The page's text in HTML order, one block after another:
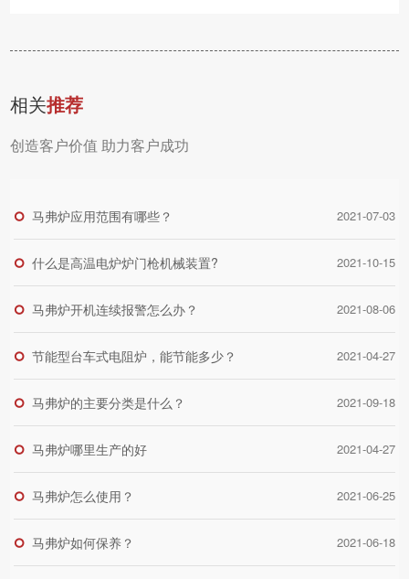
相关推荐
创造客户价值 助力客户成功
马弗炉应用范围有哪些？ 2021-07-03
什么是高温电炉炉门枪机械装置? 2021-10-15
马弗炉开机连续报警怎么办？ 2021-08-06
节能型台车式电阻炉，能节能多少？ 2021-04-27
马弗炉的主要分类是什么？ 2021-09-18
马弗炉哪里生产的好 2021-04-27
马弗炉怎么使用？ 2021-06-25
马弗炉如何保养？ 2021-06-18